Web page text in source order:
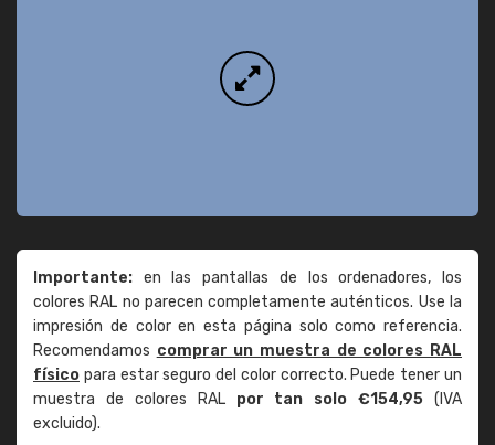
Importante: en las pantallas de los ordenadores, los
colores RAL no parecen completamente auténticos. Use la
impresión de color en esta página solo como referencia.
Recomendamos comprar un muestra de colores RAL
físico para estar seguro del color correcto. Puede tener un
muestra de colores RAL por tan solo €154,95 (IVA
excluido).